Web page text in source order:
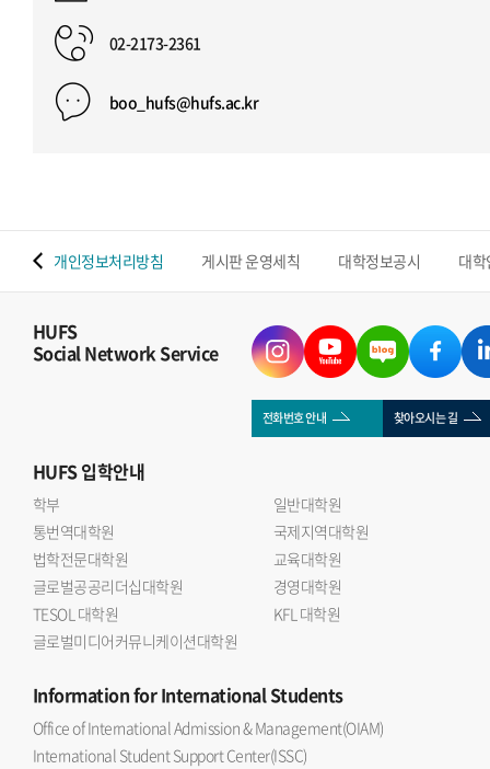
02-2173-2361
boo_hufs@hufs.ac.kr
개인정보처리방침 게시판 운영세칙 대학정보공시 대
HUFS
Social Network Service
전화번호 안내 찾아오시는 길
HUFS입학안내
학부
일반대학원
통번역대학원
국제지역대학원
법학전문대학원
교육대학원
글로벌공공리더십대학원
경영대학원
TESOL 대학원
KFL 대학원
글로벌미디어커뮤니케이션대학원
Informationfor International Students
Office of International Admission & Management(OIAM)
International Student Support Center(ISSC)